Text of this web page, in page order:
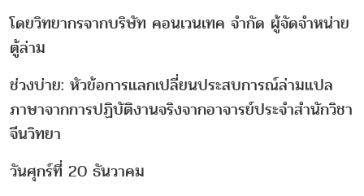
โดยวิทยากรจากบริษัท คอนเวนเทค จำกัด ผู้จัดจำหน่าย
ตู้ล่าม
ช่วงบ่าย: หัวข้อการแลกเปลี่ยนประสบการณ์ล่ามแปล
ภาษาจากการปฏิบัติงานจริงจากอาจารย์ประจำสำนักวิชา
จีนวิทยา
วันศุกร์ที่ 20 ธันวาคม